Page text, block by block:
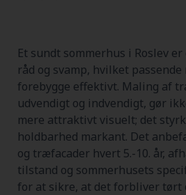
Et sundt sommerhus i Roslev
råd og svamp, hvilket
forebygge effektivt. Maling af
udvendigt og indvendigt, gør
mere attraktivt visuelt; det
holdbarhed markant. Det
og træfacader hvert 5.-10. år,
tilstand og sommerhusets
for at sikre, at det forbliver tørt